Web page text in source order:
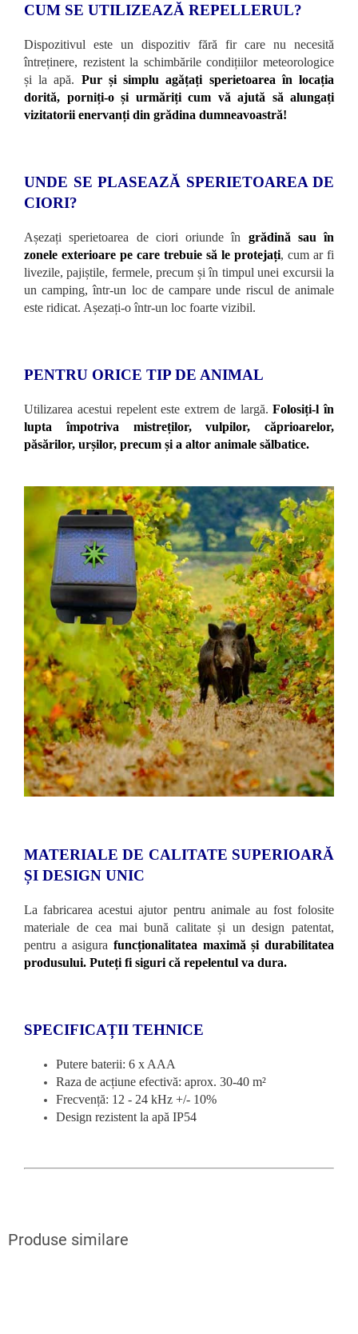
CUM SE UTILIZEAZĂ REPELLERUL?
Dispozitivul este un dispozitiv fără fir care nu necesită
întreținere, rezistent la schimbările condițiilor meteorologice
și la apă. Pur și simplu agățați sperietoarea în locația
dorită, porniți-o și urmăriți cum vă ajută să alungați
vizitatorii enervanți din grădina dumneavoastră!
UNDE SE PLASEAZĂ SPERIETOAREA DE
CIORI?
Așezați sperietoarea de ciori oriunde în grădină sau în
zonele exterioare pe care trebuie să le protejați, cum ar fi
livezile, pajiștile, fermele, precum și în timpul unei excursii la
un camping, într-un loc de campare unde riscul de animale
este ridicat. Așezați-o într-un loc foarte vizibil.
PENTRU ORICE TIP DE ANIMAL
Utilizarea acestui repelent este extrem de largă. Folosiți-l în
lupta împotriva mistreților, vulpilor, căprioarelor,
păsărilor, urșilor, precum și a altor animale sălbatice.
MATERIALE DE CALITATE SUPERIOARĂ
ȘI DESIGN UNIC
La fabricarea acestui ajutor pentru animale au fost folosite
materiale de cea mai bună calitate și un design patentat,
pentru a asigura funcționalitatea maximă și durabilitatea
produsului. Puteți fi siguri că repelentul va dura.
SPECIFICAȚII TEHNICE
Putere baterii: 6 x AAA
Raza de acțiune efectivă: aprox. 30-40 m²
Frecvență: 12 - 24 kHz +/- 10%
Design rezistent la apă IP54